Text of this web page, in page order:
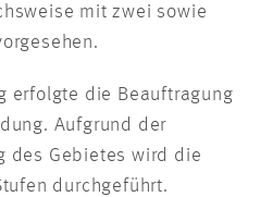
mit zwei sowie
erfolgte die Beauftragung
Aufgrund der
des Gebietes wird die
durchgeführt.